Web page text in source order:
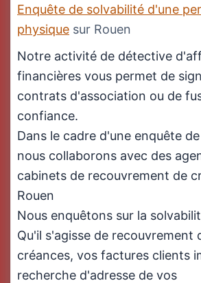
Enquête de solvabilité d'une
physique sur Rouen
Notre activité de détective
financières vous permet de
contrats d'association ou de
confiance.
Dans le cadre d'une enquête
nous collaborons avec des
cabinets de recouvrement de
Rouen
Nous enquêtons sur la
Qu'il s'agisse de recouvrement
créances, vos factures clients
recherche d'adresse de vos